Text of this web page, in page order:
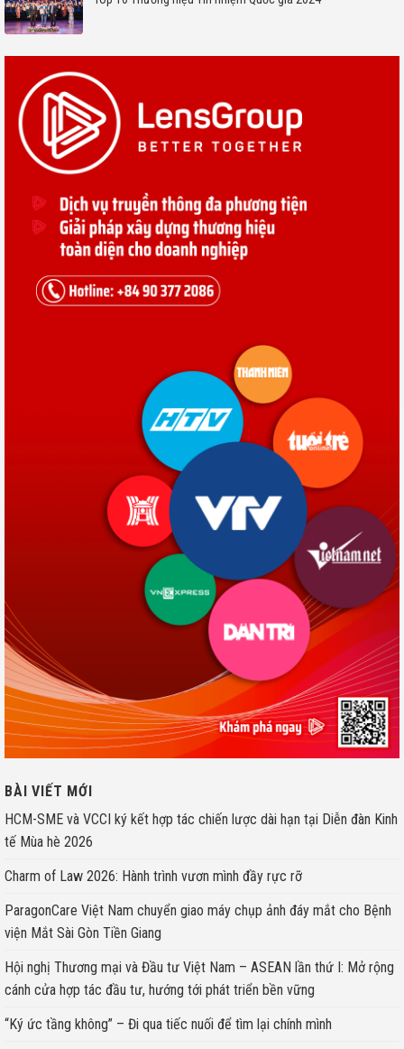
BÀI VIẾT MỚI
HCM-SME và VCCI ký kết hợp tác chiến lược dài hạn tại Diễn đàn Kinh
tế Mùa hè 2026
Charm of Law 2026: Hành trình vươn mình đầy rực rỡ
ParagonCare Việt Nam chuyển giao máy chụp ảnh đáy mắt cho Bệnh
viện Mắt Sài Gòn Tiền Giang
Hội nghị Thương mại và Đầu tư Việt Nam – ASEAN lần thứ I: Mở rộng
cánh cửa hợp tác đầu tư, hướng tới phát triển bền vững
“Ký ức tầng không” – Đi qua tiếc nuối để tìm lại chính mình